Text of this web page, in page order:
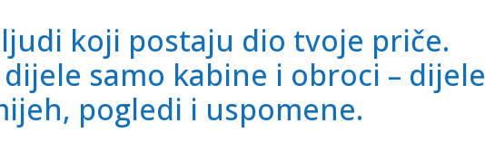
koji postaju dio tvoje priče.
samo kabine i obroci – dijele
pogledi i uspomene.